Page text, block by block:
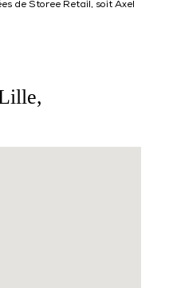
de Storee Retail, soit Axel